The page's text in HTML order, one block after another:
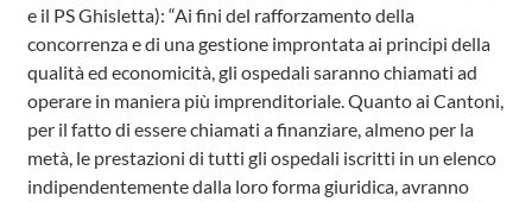
e il PS Ghisletta): “Ai fini del rafforzamento della
concorrenza e di una gestione improntata ai principi della
qualità ed economicità, gli ospedali saranno chiamati ad
operare in maniera più imprenditoriale. Quanto ai Cantoni,
per il fatto di essere chiamati a finanziare, almeno per la
metà, le prestazioni di tutti gli ospedali iscritti in un elenco
indipendentemente dalla loro forma giuridica, avranno